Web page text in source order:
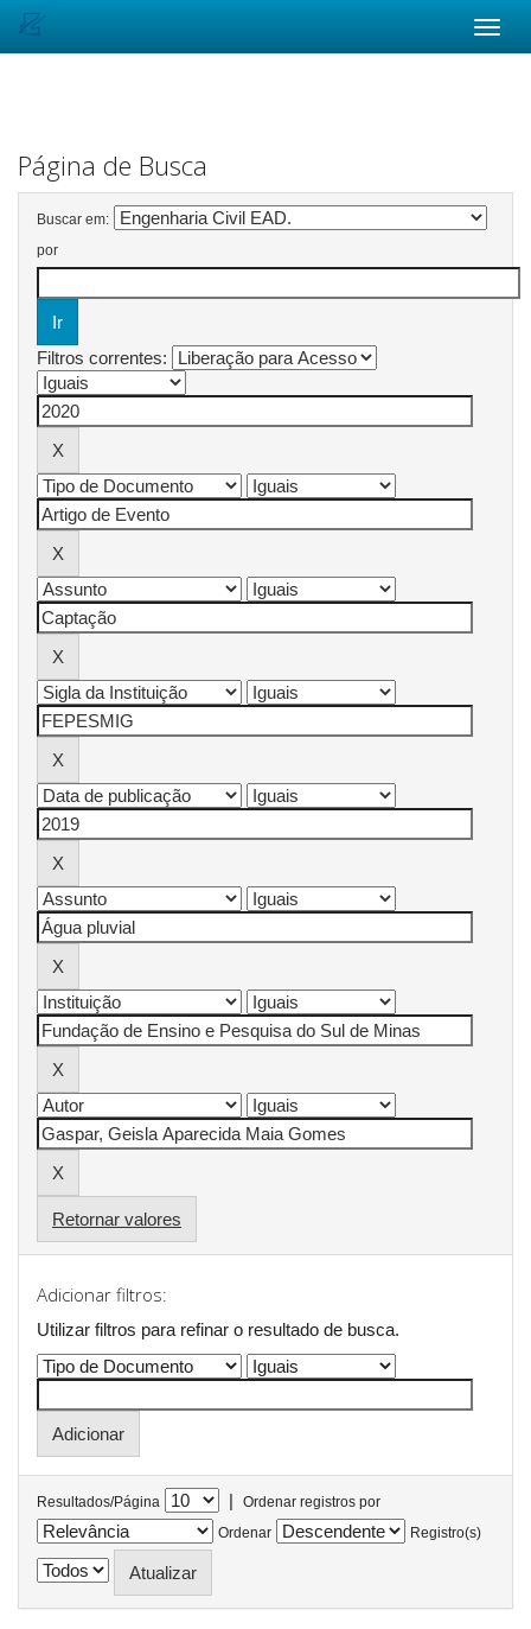
Página de Busca
Buscar em:
por
Filtros correntes:
Retornar valores
Adicionar filtros:
Utilizar filtros para refinar o resultado de busca.
Resultados/Página |
Ordenar registros por
Ordenar
Registro(s)